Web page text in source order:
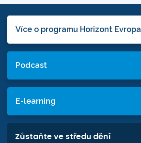
Více o programu Horizont Evropa
Podcast
E-learning
Zůstaňte ve středu dění